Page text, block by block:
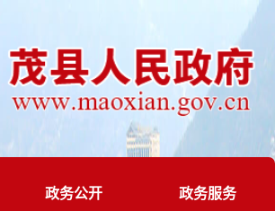
政务公开 政务服务